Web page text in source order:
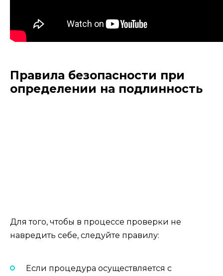
Правила безопасности при
определении на подлинность
Для того, чтобы в процессе проверки не
навредить себе, следуйте правилу:
Если процедура осуществляется с